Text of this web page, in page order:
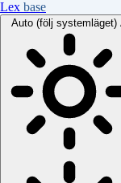
Lex base
Auto (följ systemläget)